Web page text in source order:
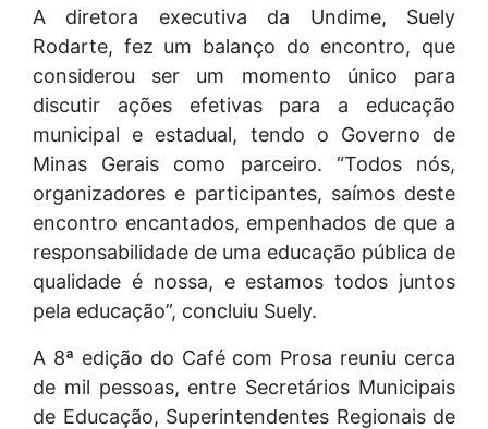
A diretora executiva da Undime, Suely
Rodarte, fez um balanço do encontro, que
considerou ser um momento único para
discutir ações efetivas para a educação
municipal e estadual, tendo o Governo de
Minas Gerais como parceiro. “Todos nós,
organizadores e participantes, saímos deste
encontro encantados, empenhados de que a
responsabilidade de uma educação pública de
qualidade é nossa, e estamos todos juntos
pela educação”, concluiu Suely.
A 8ª edição do Café com Prosa reuniu cerca
de mil pessoas, entre Secretários Municipais
de Educação, Superintendentes Regionais de